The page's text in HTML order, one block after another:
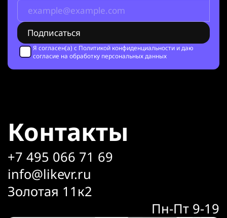
Я согласен(а) с Политикой конфиденциальности и даю
согласие на обработку персональных данных
Контакты
+7 495 066 71 69
info@likevr.ru
Золотая 11к2
Пн-Пт 9-19